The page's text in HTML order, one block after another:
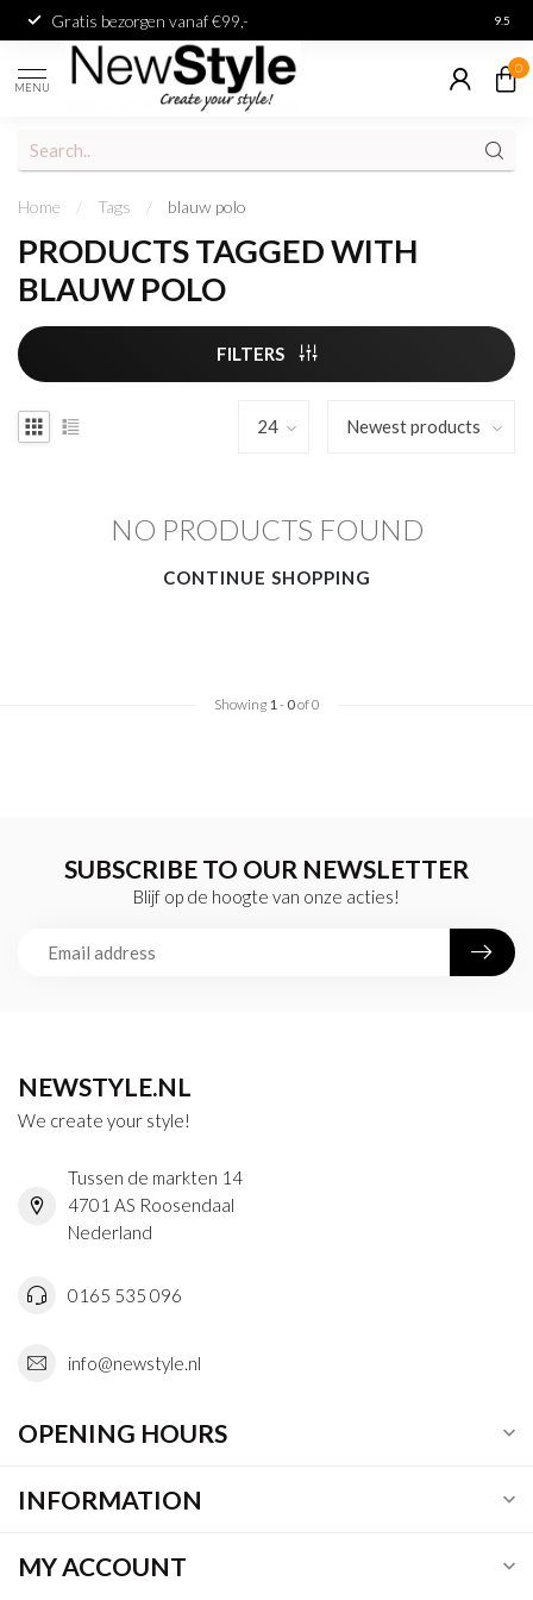
Gratis bezorgen vanaf €99,- 9.5
MENU
0
Home / Tags / blauw polo
PRODUCTS TAGGED WITH
BLAUW POLO
FILTERS
NO PRODUCTS FOUND
CONTINUE SHOPPING
Showing 1- 0of 0
SUBSCRIBE TO OUR NEWSLETTER
Blijf op de hoogte van onze acties!
NEWSTYLE.NL
We create your style!
Tussen de markten 14
4701 AS Roosendaal
Nederland
0165 535 096
info@newstyle.nl
OPENING HOURS
INFORMATION
MY ACCOUNT